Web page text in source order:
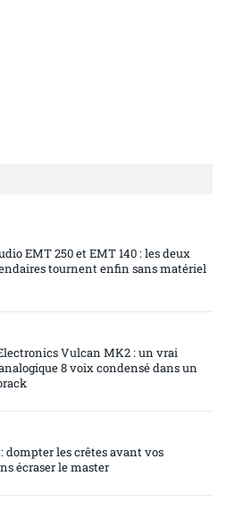
EMT 250 et EMT 140 : les deux
tournent enfin sans matériel
Vulcan MK2 : un vrai
8 voix condensé dans un
dompter les crêtes avant vos
écraser le master